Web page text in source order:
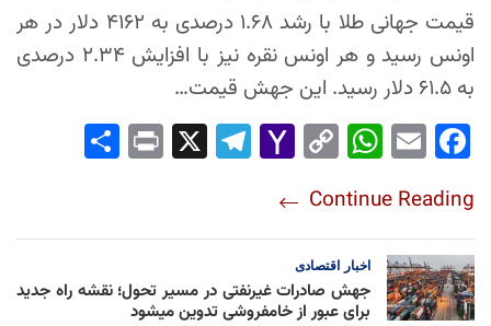
قیمت جهانی طلا با رشد ۱.۶۸ درصدی به ۴۱۶۲ دلار در هر
اونس رسید و هر اونس نقره نیز با افزایش ۲.۳۴ درصدی
به ۶۱.۵ دلار رسید. این جهش قیمت…
Fac
ok
Em
Wh
Ap
p
Co
Lin
k
Yah
l
Tel
Pri
Continue Reading
اخبار اقتصادی
جهش صادرات غیرنفتی در مسیر تحول؛ نقشه راه جدید
برای عبور از خامفروشی تدوین میشود